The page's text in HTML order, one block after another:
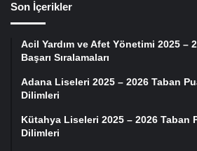
Son İçerikler
Acil Yardım ve Afet Yönetimi 2025 –
Başarı Sıralamaları
Adana Liseleri 2025 – 2026 Taban
Dilimleri
Kütahya Liseleri 2025 – 2026 Taban
Dilimleri